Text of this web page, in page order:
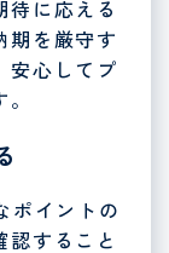
に応える
期を厳守す
安心してプ
ポイントの
すること